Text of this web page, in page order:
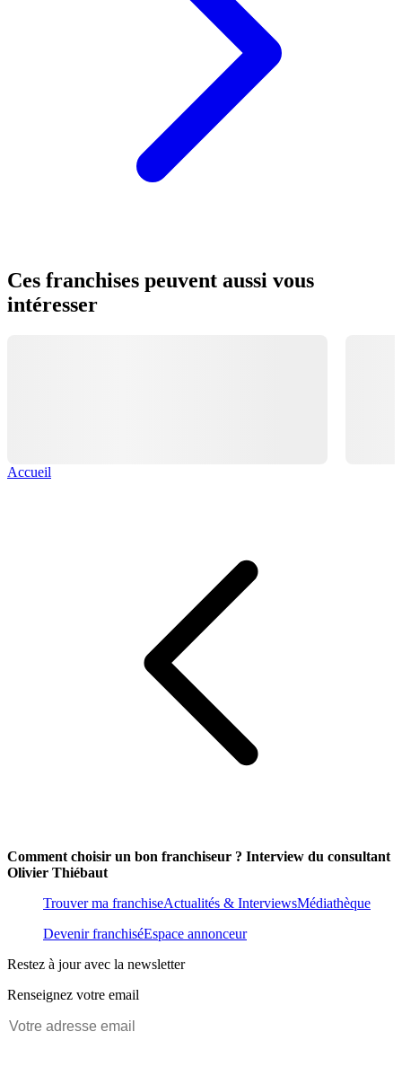
Ces franchises peuvent aussi vous
intéresser
Accueil
Comment choisir un bon franchiseur ? Interview du consultant
Olivier Thiébaut
Trouver ma franchiseActualités & InterviewsMédiathèque
Devenir franchiséEspace annonceur
Restez à jour avec la newsletter
Renseignez votre email